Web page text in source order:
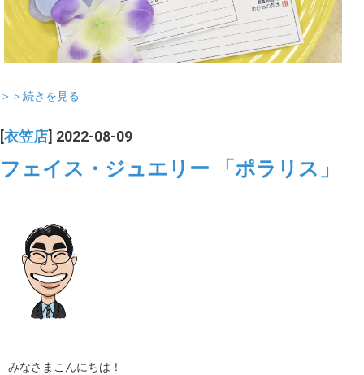
＞＞続きを見る
衣笠店 ] 2022-08-09
フェイス・ジュエリー 「ポラリス」
みなさまこんにちは！